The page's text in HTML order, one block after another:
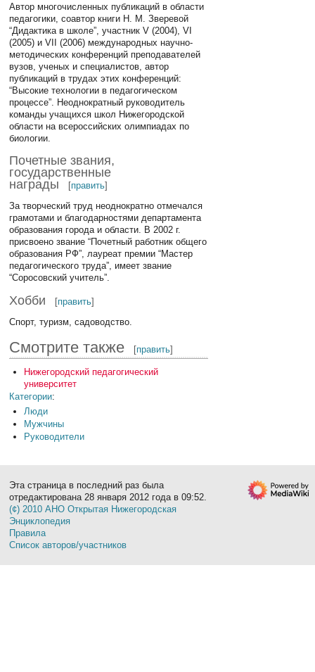
Автор многочисленных публикаций в области
педагогики, соавтор книги Н. М. Зверевой
“Дидактика в школе”, участник V (2004), VI
(2005) и VII (2006) международных научно-
методических конференций преподавателей
вузов, ученых и специалистов, автор
публикаций в трудах этих конференций:
“Высокие технологии в педагогическом
процессе”. Неоднократный руководитель
команды учащихся школ Нижегородской
области на всероссийских олимпиадах по
биологии.
Почетные звания,
государственные
награды
[править]
За творческий труд неоднократно отмечался
грамотами и благодарностями департамента
образования города и области. В 2002 г.
присвоено звание “Почетный работник общего
образования РФ”, лауреат премии “Мастер
педагогического труда”, имеет звание
“Соросовский учитель”.
Хобби [править]
Спорт, туризм, садоводство.
Смотрите также [править]
Нижегородский педагогический
университет
Категории:
Люди
Мужчины
Руководители
Эта страница в последний раз была
отредактирована 28 января 2012 года в 09:52.
(¢) 2010 АНО Открытая Нижегородская
Энциклопедия
Правила
Список авторов/участников